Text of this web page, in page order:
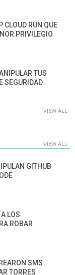
CLOUD RUN QUE
PRIVILEGIO
TUS
SEGURIDAD
VIEW ALL
VIEW ALL
GITHUB
LOS
ROBAR
SMS
TORRES